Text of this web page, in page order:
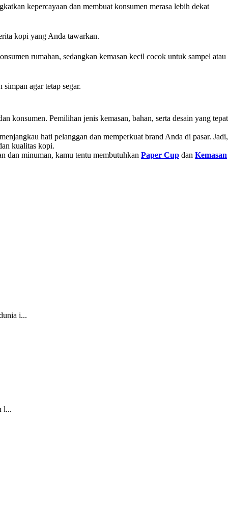
kepercayaan dan membuat konsumen merasa lebih dekat
kopi yang Anda tawarkan.
rumahan, sedangkan kemasan kecil cocok untuk sampel atau
agar tetap segar.
konsumen. Pemilihan jenis kemasan, bahan, serta desain yang tepat
hati pelanggan dan memperkuat brand Anda di pasar. Jadi,
kualitas kopi.
dan minuman, kamu tentu membutuhkan Paper Cup dan Kemasan
i...
l...